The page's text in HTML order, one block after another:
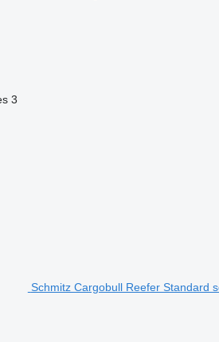
3
Schmitz Cargobull Reefer Standard